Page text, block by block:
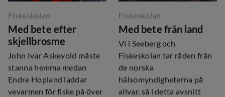
Fiskeskolan
Med bete efter
skjellbrosme
John Ivar Askevold måste
stanna hemma medan
Endre Hopland laddar
vevarmen för fiske på över
Fiskeskolan
Med bete från land
Vi i Seeberg och
Fiskeskolan tar råden från
de norska
hälsomyndigheterna på
allvar, så i detta avsnitt